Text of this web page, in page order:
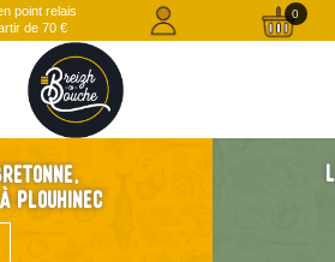
point relais
de 70 €
0
en point relais,
de 70€ d'achat